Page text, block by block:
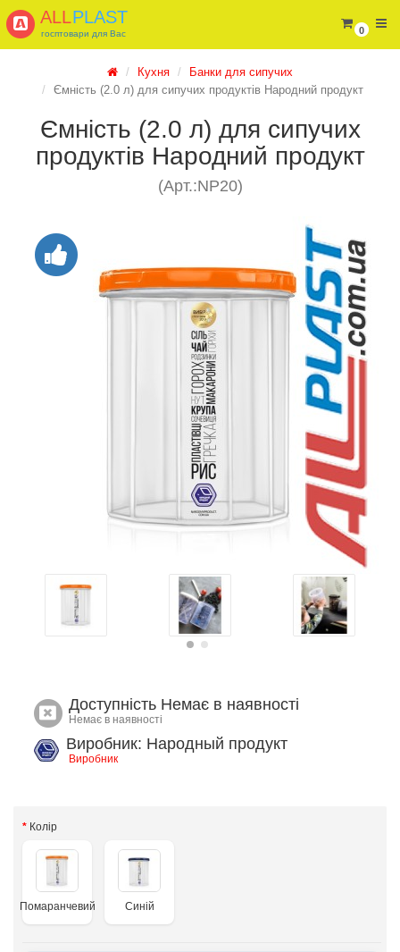
0
ALLPLAST
госптовари для Вас
Кухня
Банки для сипучих
Ємність (2.0 л) для сипучих продуктів Народний продукт
Ємність (2.0 л) для сипучих
продуктів Народний продукт
(Арт.:NP20)
Доступність Немає в наявності
Немає в наявності
Виробник: Народный продукт
Виробник
Колір
Помаранчевий Синій